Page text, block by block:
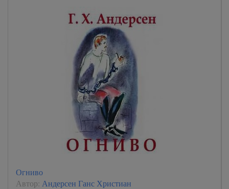
Огниво
Автор: Андерсен Ганс Христиан